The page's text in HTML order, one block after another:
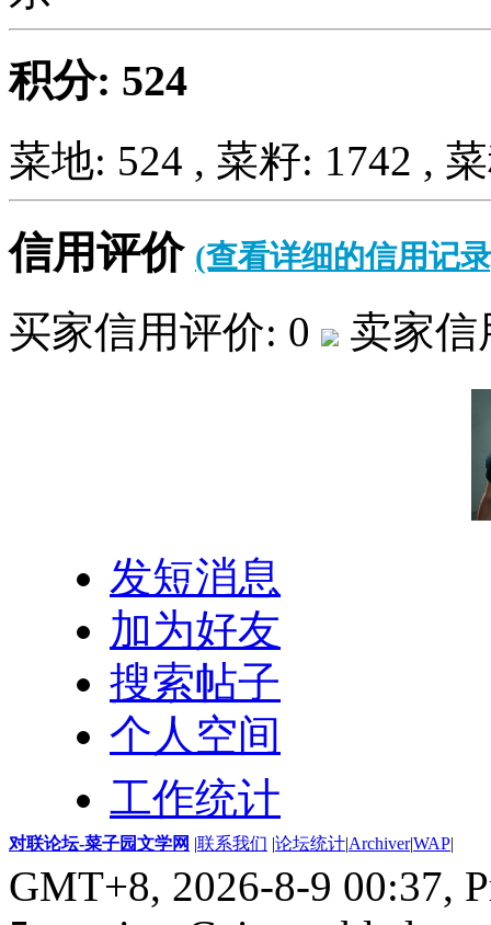
积分: 524
菜地: 524 , 菜籽: 1742 ,
信用评价 (查看详细的信用记
买家信用评价: 0 卖家
发短消息
加为好友
搜索帖子
个人空间
工作统计
对联论坛-菜子园文学网 |联系我们 |论坛统计|Archiver|WAP|
GMT+8, 2026-8-9 00:37,